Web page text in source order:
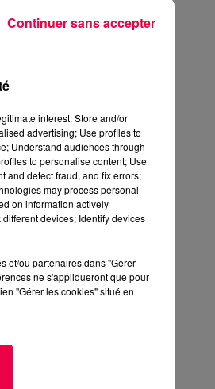
interest: Store and/or
advertising; Use profiles to
Understand audiences through
to personalise content; Use
and detect fraud, and fix errors;
may process personal
on information actively
devices; Identify devices
et/ou partenaires dans "Gérer
ne s'appliqueront que pour
"Gérer les cookies" situé en
Continuer sans accepter